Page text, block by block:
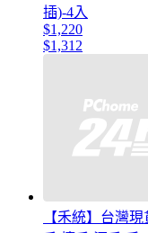
插)-4入
$1,220
$1,312
【禾統】台灣